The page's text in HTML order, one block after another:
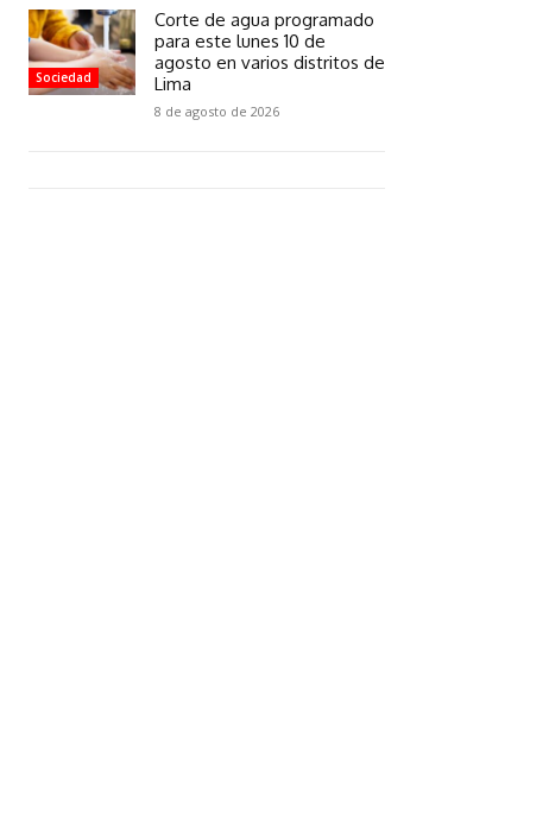
Sociedad
Corte de agua programado
para este lunes 10 de
agosto en varios distritos de
Lima
8 de agosto de 2026